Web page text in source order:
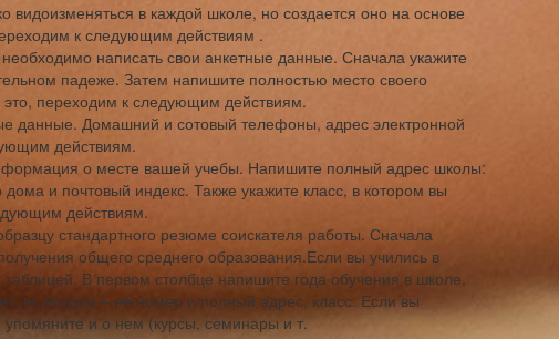
в каждой школе, но создается оно на основе
к следующим действиям .
написать свои анкетные данные. Сначала укажите
падеже. Затем напишите полностью место своего
переходим к следующим действиям.
данные. Домашний и сотовый телефоны, адрес электронной
действиям.
о месте вашей учебы. Напишите полный адрес школы:
и почтовый индекс. Также укажите класс, в котором вы
действиям.
стандартного резюме соискателя работы. Сначала
общего среднего образования.Если вы учились в
В первом столбце напишите года обучения в школе,
во втором – ее номер и полный адрес, класс. Если вы
и о нем (курсы, семинары и т.